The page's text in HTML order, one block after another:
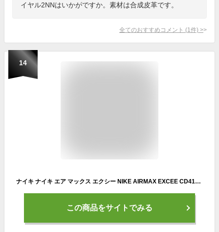
イヤル2NNはいかがですか。素材は合成皮革です。
全てのおすすめコメント (1 件) >
14
ナイキ ナイキ エア マックス エクシー NIKE AIRMAX EXCEE CD4165-003 メンズ スニーカー ： ブラック×ブラック NIKE CD4165 003 23fw_air
この商品をサイトでみる